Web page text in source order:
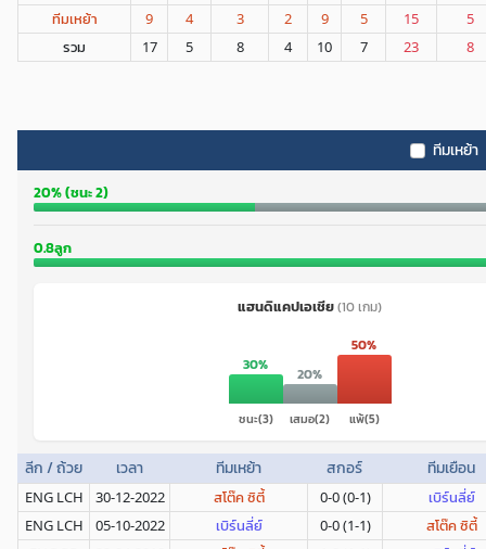
ทีมเหย้า 9 4 3 2 9 5 15 5
รวม 17 5 8 4 10 7 23 8
ทีมเหย้า
20% (ชนะ 2)
0.8ลูก
แฮนดิแคปเอเชีย(10 เกม)
30%
ชนะ(3)
20%
เสมอ(2)
50%
แพ้(5)
ลีก / ถ้วย เวลา ทีมเหย้า สกอร์ ทีมเยือน
ENG LCH 30-12-2022 สโต๊ค ซิตี้ 0-0 (0-1) เบิร์นลี่ย์
ENG LCH 05-10-2022 เบิร์นลี่ย์ 0-0 (1-1) สโต๊ค ซิตี้